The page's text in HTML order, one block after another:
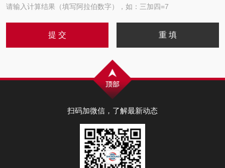
请输入计算结果（填写阿拉伯数字），如：三加四=7
扫码加微信，了解最新动态